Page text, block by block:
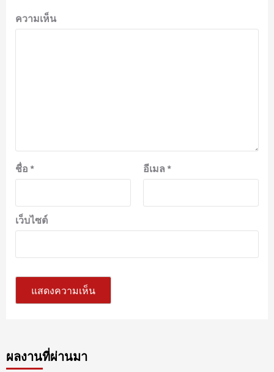
ความเห็น
ชื่อ * อีเมล *
เว็บไซต์
ผลงานที่ผ่านมา